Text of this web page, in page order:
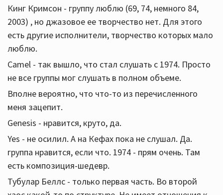
Кинг Кримсон - группу люблю (69, 74, немного 84,
2003) , но джазовое ее творчество нет. Для этого
есть другие исполнители, творчество которых мало
люблю.
Camel - так вышло, что стал слушать с 1974. Просто
не все группы мог слушать в полном объеме.
Вполне вероятно, что что-то из перечисленного
меня зацепит.
Genesis - нравится, круто, да.
Yes - не осилил. А на Кефах пока не слушал. Да.
группа нравится, если что. 1974 - прям очень. Там
есть композиция-шедевр.
Тубулар Беллс - только первая часть. Во второй